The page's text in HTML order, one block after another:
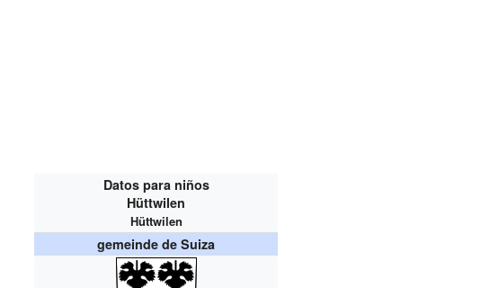
Datos para niños
Hüttwilen
Hüttwilen
gemeinde de Suiza